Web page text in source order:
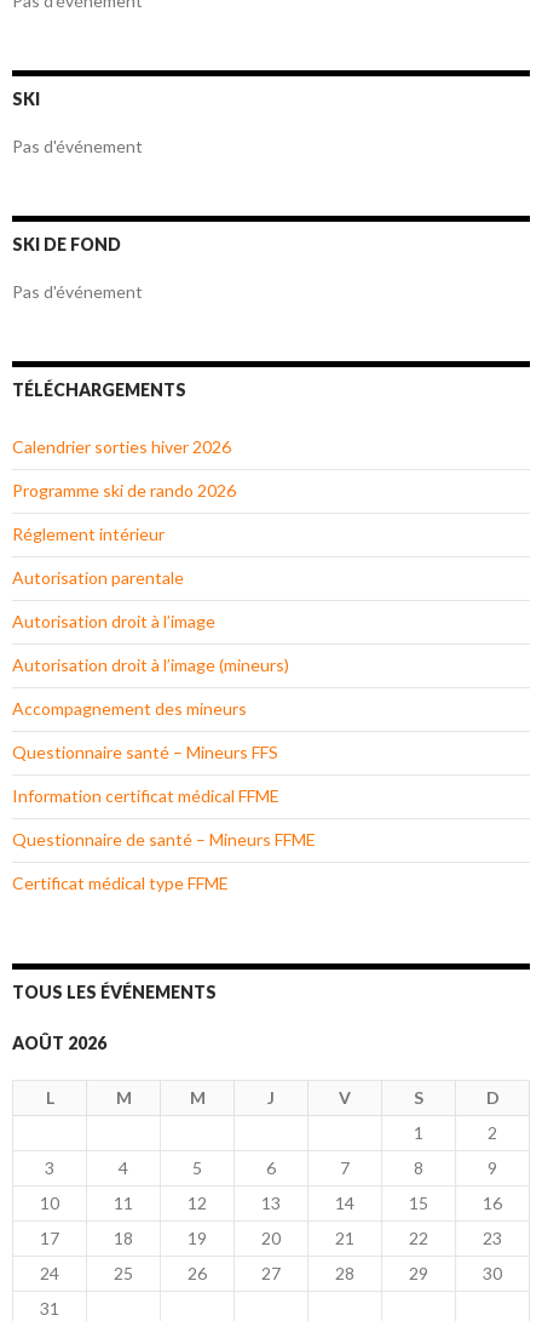
SKI
Pas d'événement
SKI DE FOND
Pas d'événement
TÉLÉCHARGEMENTS
Calendrier sorties hiver 2026
Programme ski de rando 2026
Réglement intérieur
Autorisation parentale
Autorisation droit à l’image
Autorisation droit à l’image (mineurs)
Accompagnement des mineurs
Questionnaire santé – Mineurs FFS
Information certificat médical FFME
Questionnaire de santé – Mineurs FFME
Certificat médical type FFME
TOUS LES ÉVÉNEMENTS
AOÛT 2026
L M M J V S
D
1
2
3
4 5 6 7 8
9
10
11 12 13 14 15
16
17
18 19 20 21 22
23
24
25 26 27 28 29
30
31